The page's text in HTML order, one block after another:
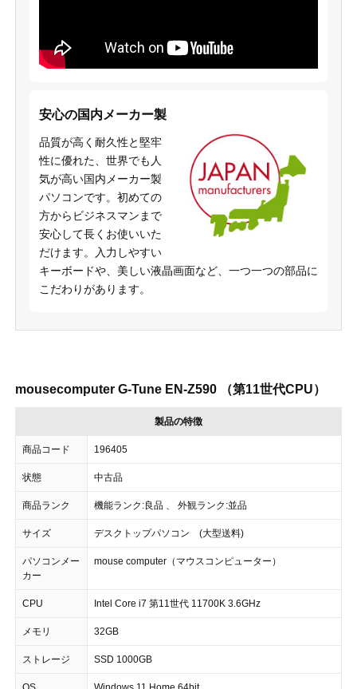
安心の国内メーカー製
品質が高く耐久性と堅牢
性に優れた、世界でも人
気が高い国内メーカー製
パソコンです。初めての
方からビジネスマンまで
安心して長くお使いいた
だけます。入力しやすい
キーボードや、美しい液晶画面など、一つ一つの部品に
こだわりがあります。
mousecomputer G-Tune EN-Z590 （第11世代CPU）
製品の特徴
商品コード 196405
状態 中古品
商品ランク 機能ランク:良品 、 外観ランク:並品
サイズ デスクトップパソコン (大型送料)
パソコンメー
カー
mouse computer（マウスコンピューター）
CPU Intel Core i7 第11世代 11700K 3.6GHz
メモリ 32GB
ストレージ SSD 1000GB